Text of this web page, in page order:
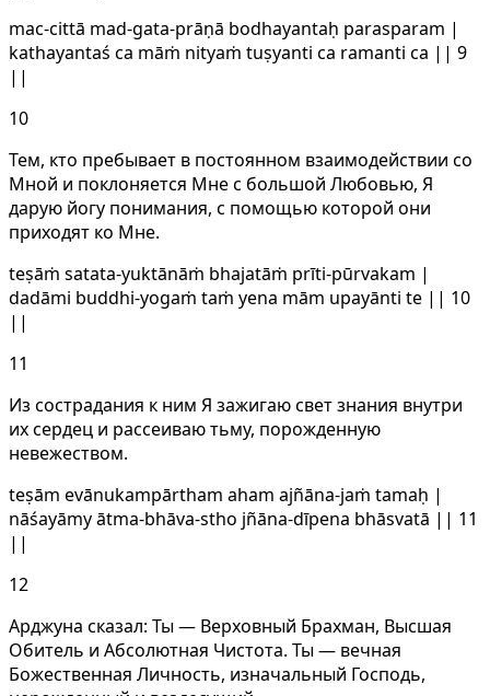
mac-cittā mad-gata-prāṇā bodhayantaḥ parasparam |
kathayantaś ca māṁ nityaṁ tuṣyanti ca ramanti ca || 9
||
10
Тем, кто пребывает в постоянном взаимодействии со
Мной и поклоняется Мне с большой Любовью, Я
дарую йогу понимания, с помощью которой они
приходят ко Мне.
teṣāṁ satata-yuktānāṁ bhajatāṁ prīti-pūrvakam |
dadāmi buddhi-yogaṁ taṁ yena mām upayānti te || 10
||
11
Из сострадания к ним Я зажигаю свет знания внутри
их сердец и рассеиваю тьму, порожденную
невежеством.
teṣām evānukampārtham aham ajñāna-jaṁ tamaḥ |
nāśayāmy ātma-bhāva-stho jñāna-dīpena bhāsvatā || 11
||
12
Арджуна сказал: Ты — Верховный Брахман, Высшая
Обитель и Абсолютная Чистота. Ты — вечная
Божественная Личность, изначальный Господь,